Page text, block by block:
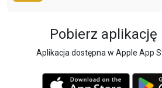
Pobierz
Aplikacja dostępna w Apple App